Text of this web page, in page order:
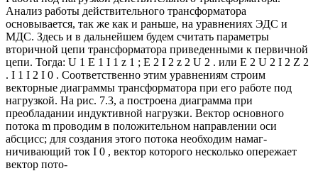
Анализ работы действительного трансформатора
основывается, так же как и раньше, на уравнениях ЭДС и
МДС. Здесь и в дальнейшем будем считать параметры
вторичной цепи трансформатора приведенными к первичной
цепи. Тогда: U 1 E 1 I 1 z 1 ; E 2 I 2 z 2 U 2 . или E 2 U 2 I 2 Z 2
. I 1 I 2 I 0 . Соответственно этим уравнениям строим
векторные диаграммы трансформатора при его работе под
нагрузкой. На рис. 7.3, а построена диаграмма при
преобладании индуктивной нагрузки. Вектор основного
потока m проводим в положительном направлении оси
абсцисс; для создания этого потока необходим намаг-
ничивающий ток I 0 , вектор которого несколько опережает
вектор пото-